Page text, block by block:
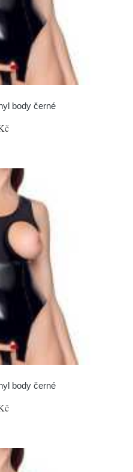
body černé
body černé